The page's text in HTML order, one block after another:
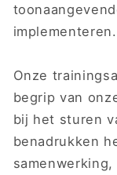
implementeren.
Onze
begrip van
bij het sturen
benadrukken